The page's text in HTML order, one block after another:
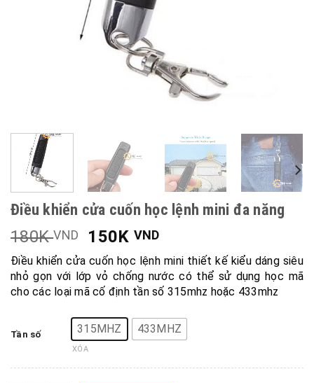
Điều khiển cửa cuốn học lệnh mini đa năng
180KVND 150K VND
Điều khiển cửa cuốn học lệnh mini thiết kế kiểu dáng siêu
nhỏ gọn với lớp vỏ chống nước có thể sử dụng học mã
cho các loại mã cố định tần số 315mhz hoặc 433mhz
Tần số 315MHZ 433MHZ
XÓA